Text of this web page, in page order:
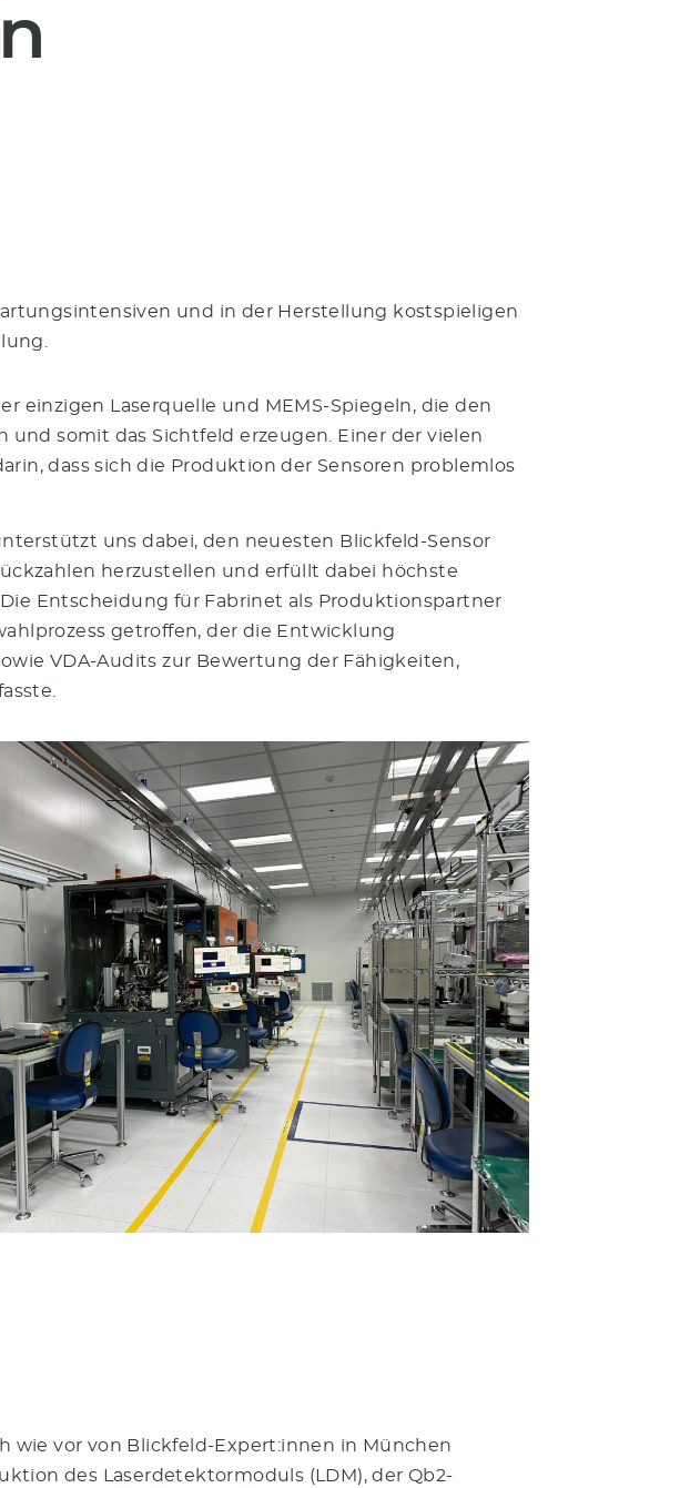
und in der Herstellung kostspieligen
einzigen Laserquelle und MEMS-Spiegeln, die den
und somit das Sichtfeld erzeugen. Einer der vielen
dass sich die Produktion der Sensoren problemlos
uns dabei, den neuesten Blickfeld-Sensor
herzustellen und erfüllt dabei höchste
Entscheidung für Fabrinet als Produktionspartner
getroffen, der die Entwicklung
VDA-Audits zur Bewertung der Fähigkeiten,
wie vor von Blickfeld-Expert:innen in München
des Laserdetektormoduls (LDM), der Qb2-